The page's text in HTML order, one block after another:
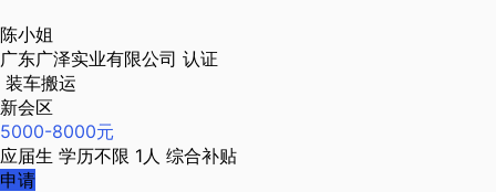
陈小姐
广东广泽实业有限公司 认证
装车搬运
新会区
5000-8000元
应届生 学历不限 1人 综合补贴
申请